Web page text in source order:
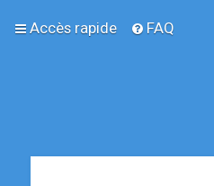
Accès rapide FAQ